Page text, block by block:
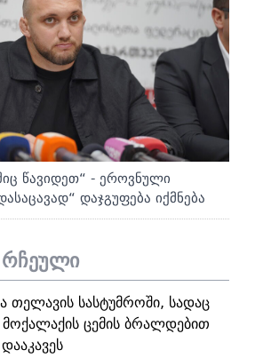
წავიდეთ“ - ეროვნული
დაჯგუფება იქმნება
თელავის სასტუმროში, სადაც
ცემის ბრალდებით